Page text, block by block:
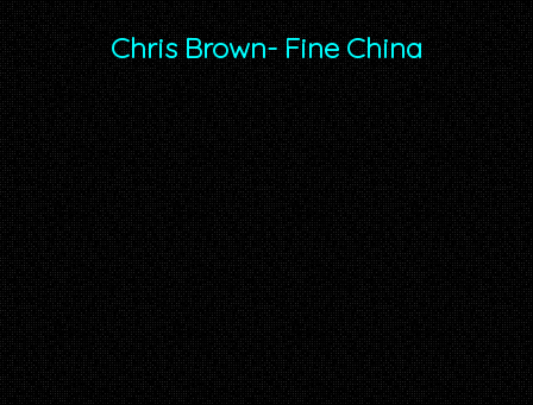
Chris Brown- Fine China